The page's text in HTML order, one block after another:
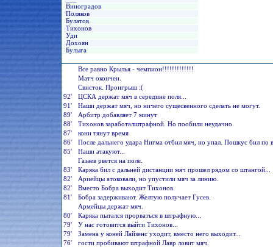
Виноградов
Поляков
Булатов
Тихонов
Уди
Дохоян
Булыга
Все равно Крылья - чемпион!!!!!!!!!!!!!
Матч окончен.
Свисток. Проигрыш :(
92'
ЦСКА держат мяч в середине поля...
91'
Наши держат мяч, но ничего сущесвенного сделать не могут.
89'
Арбитр добавляет 7 минут
88'
Тихонов заработалштрафной. Но пообили неудачно.
87'
кони тянут время
86'
После дальнего удара Нигма отбил мяч, но упал. Пошкус бил по
85'
Наши атакуют...
Газаев рвется на поле.
83'
Каряка бил с дальней дистанции мяч прошел рядом со штангой...
82'
Ариейцы атоковали, но упустили мяч за линию.
82'
Вместо Бобра выходит Тихонов.
81'
Бобра задерживают. Желтую получает Гусев.
Армейцы держат мяч.
80'
Каряка пытался прорваться в штрафную...
79'
У нас готовится выйти Тихонов...
79'
Замена у коней Лайзенс уходит, вместо него выходит...
76'
гости пробивают штрафной Лавр ловит мяч.